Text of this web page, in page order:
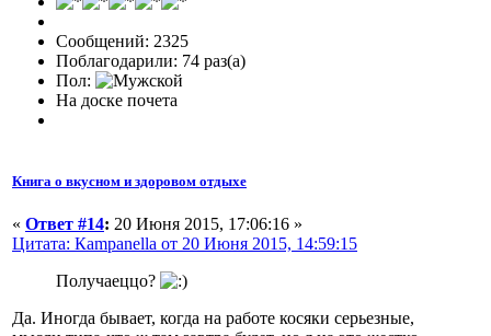
Сообщений: 2325
Поблагодарили: 74 раз(а)
Пол:
На доске почета
Книга о вкусном и здоровом отдыхе
« Ответ #14: 20 Июня 2015, 17:06:16 »
Цитата: Кampanella от 20 Июня 2015, 14:59:15
Получаеццо?
Да. Иногда бывает, когда на работе косяки серьезные,